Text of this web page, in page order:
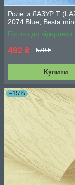
Ролети ЛАЗУР Т
2074 Blue, Besta mini
Готово до відправки
492 ₴ 579 ₴
Купити
–15%